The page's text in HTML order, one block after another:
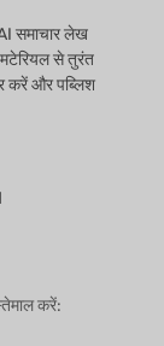
समाचार लेख
मटेरियल से तुरंत
करें और पब्लिश
R1